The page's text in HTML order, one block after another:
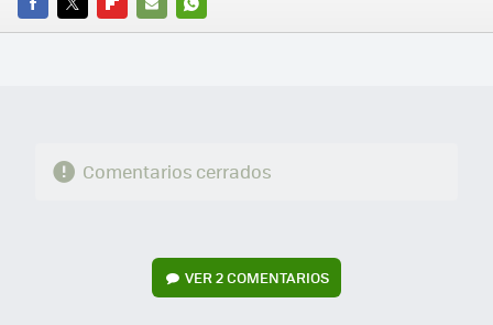
FACEBOOK
TWITTERFLIPBOARD
E-
WHATSAPP
Comentarios cerrados
VER2 COMENTARIOS